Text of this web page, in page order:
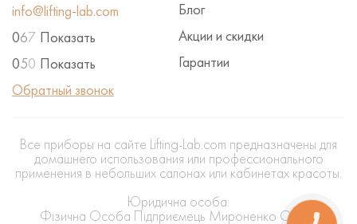
Блог
Акции и скидки
Гарантии
info@lifting-lab.com
067 Показать
050 Показать
Обратный звонок
Все приборы на сайте Lifting-Lab.com предназначены для
домашнего использования или профессионального
применения в небольших салонах или кабинетах красоты.
Юридична особа:
Фізична Особа Підприємець Мироненко Олена